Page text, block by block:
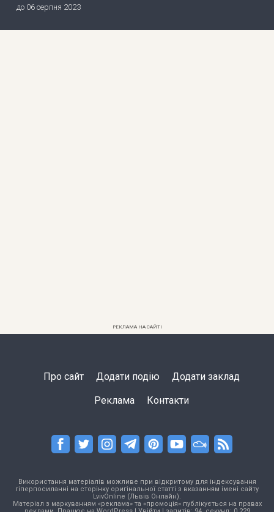
до 06 серпня 2023
РЕКЛАМА НА САЙТІ
Про сайт Додати подію Додати заклад
Реклама Контакти
Використання матеріалів можливе при відкритому для індексування
гіперпосиланні на сторінку оригінальної статті з вказанням імені сайту
LvivOnline (Львів Онлайн).
Матеріал з маркуванням «реклама» та «промоція» публікується на правах